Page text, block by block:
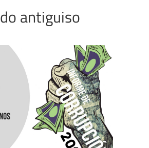
antiguiso